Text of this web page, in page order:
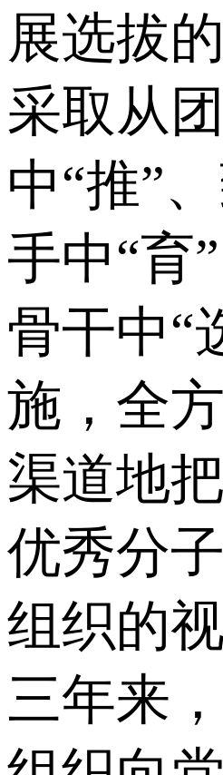
展选拔
采取从
中“推”
手中“育
骨干中“
施，全
渠道地
优秀分
组织的
三年来